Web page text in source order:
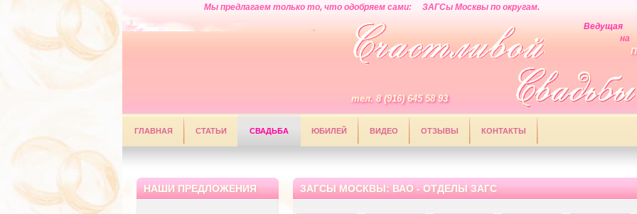
Мы предлагаем только то, что одобряем сами: ЗАГСы Москвы по округам.
Ведущая
на
тел. 8 (916) 645 58 93
ГЛАВНАЯ СТАТЬИ СВАДЬБА ЮБИЛЕЙ ВИДЕО ОТЗЫВЫ КОНТАКТЫ
НАШИ ПРЕДЛОЖЕНИЯ ЗАГСЫ МОСКВЫ: ВАО - ОТДЕЛЫ ЗАГС